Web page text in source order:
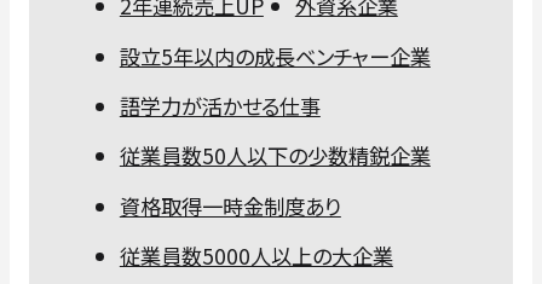
設立5年以内の成長ベンチャー企業
語学力が活かせる仕事
従業員数50人以下の少数精鋭企業
資格取得一時金制度あり
従業員数5000人以上の大企業